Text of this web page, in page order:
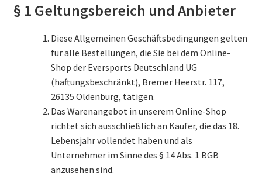
Impressum
Mein Konto
Richtlinie für Rückerstattungen und Rückgaben
§ 1 Geltungsbereich und Anbieter
Diese Allgemeinen Geschäftsbedingungen gelten
für alle Bestellungen, die Sie bei dem Online-
Shop der Eversports Deutschland UG
(haftungsbeschränkt), Bremer Heerstr. 117,
26135 Oldenburg, tätigen.
Das Warenangebot in unserem Online-Shop
richtet sich ausschließlich an Käufer, die das 18.
Lebensjahr vollendet haben und als
Unternehmer im Sinne des § 14 Abs. 1 BGB
anzusehen sind.